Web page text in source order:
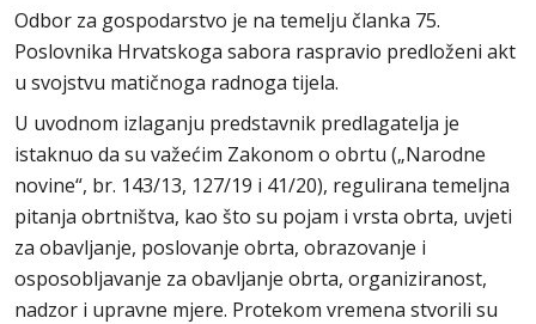
Odbor za gospodarstvo je na temelju članka 75.
Poslovnika Hrvatskoga sabora raspravio predloženi akt
u svojstvu matičnoga radnoga tijela.
U uvodnom izlaganju predstavnik predlagatelja je
istaknuo da su važećim Zakonom o obrtu („Narodne
novine“, br. 143/13, 127/19 i 41/20), regulirana temeljna
pitanja obrtništva, kao što su pojam i vrsta obrta, uvjeti
za obavljanje, poslovanje obrta, obrazovanje i
osposobljavanje za obavljanje obrta, organiziranost,
nadzor i upravne mjere. Protekom vremena stvorili su